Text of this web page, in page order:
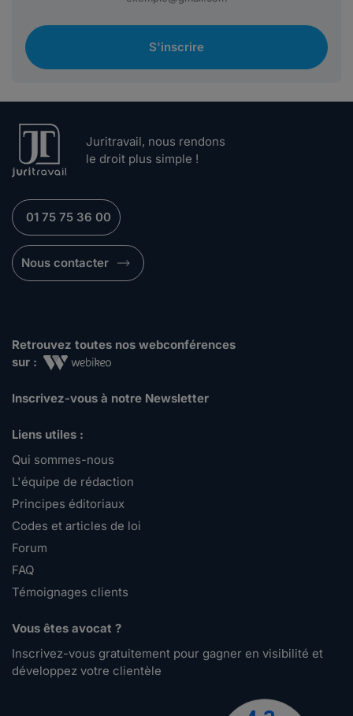
S'inscrire
Juritravail, nous rendons
le droit plus simple !
01 75 75 36 00
Nous contacter
Retrouvez toutes nos webconférences
sur :
Inscrivez-vous à notre Newsletter
Liens utiles :
Qui sommes-nous
L'équipe de rédaction
Principes éditoriaux
Codes et articles de loi
Forum
FAQ
Témoignages clients
Vous êtes avocat ?
Inscrivez-vous gratuitement pour gagner en visibilité et
développez votre clientèle